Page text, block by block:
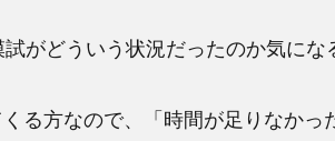
試がどういう状況だったのか気にな
る方なので、「時間が足りなかっ